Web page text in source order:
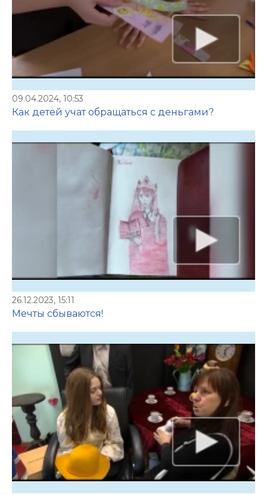
09.04.2024, 10:53
Как детей учат обращаться с деньгами?
26.12.2023, 15:11
Мечты сбываются!